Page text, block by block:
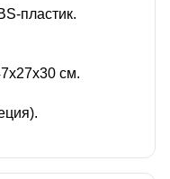
пластик.
см.